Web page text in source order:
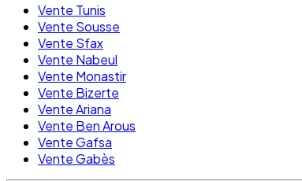
Vente Tunis
Vente Sousse
Vente Sfax
Vente Nabeul
Vente Monastir
Vente Bizerte
Vente Ariana
Vente Ben Arous
Vente Gafsa
Vente Gabès